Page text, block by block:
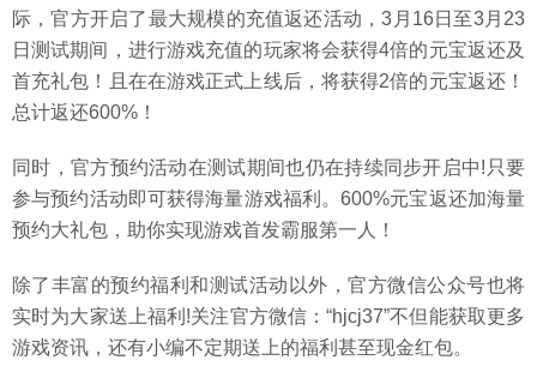
际，官方开启了最大规模的充值返还活动，3月16日至3月23
日测试期间，进行游戏充值的玩家将会获得4倍的元宝返还及
首充礼包！且在在游戏正式上线后，将获得2倍的元宝返还！
总计返还600%！
同时，官方预约活动在测试期间也仍在持续同步开启中!只要
参与预约活动即可获得海量游戏福利。600%元宝返还加海量
预约大礼包，助你实现游戏首发霸服第一人！
除了丰富的预约福利和测试活动以外，官方微信公众号也将
实时为大家送上福利!关注官方微信：“hjcj37”不但能获取更多
游戏资讯，还有小编不定期送上的福利甚至现金红包。